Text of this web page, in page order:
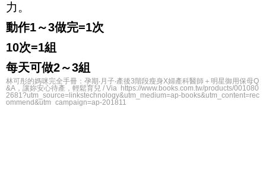
力。
動作1～3做完=1次
10次=1組
每天可做2～3組
林可彤的媽咪完全手冊：孕期‧月子‧產後3階段瘦身X婦產科醫師＋明星御用保母Q
&A，讓妳安心待產，輕鬆育兒 / Via https://www.books.com.tw/products/001080
2681?utm_source=linkstechnology&utm_medium=ap-books&utm_content=rec
ommend&utm_campaign=ap-201811